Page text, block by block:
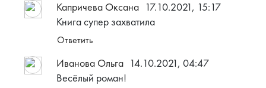
Капричева Оксана 17.10.2021, 15:17
Книга супер захватила
Ответить
Иванова Ольга 14.10.2021, 04:47
Весёлый роман!